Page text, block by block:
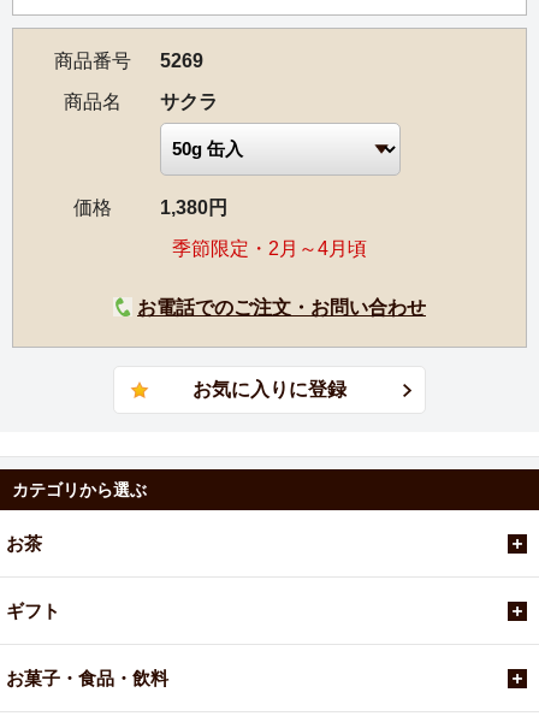
商品番号
5269
商品名
サクラ
価格
1,380円
季節限定・2月～4月頃
お電話でのご注文・お問い合わせ
カテゴリから選ぶ
お茶
ギフト
お菓子・食品・飲料